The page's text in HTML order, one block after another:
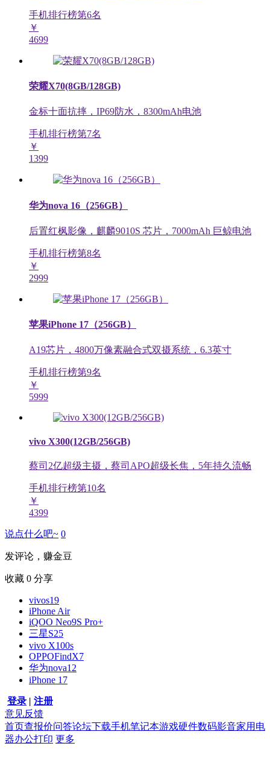
手机排行榜第6名
￥
4699
荣耀X70(8GB/128GB)
金标十面抗摔，IP69防水，8300mAh电池
手机排行榜第7名
￥
1399
华为nova 16（256GB）
后置红枫影像，麒麟9010S 芯片，7000mAh 巨鲸电池
手机排行榜第8名
￥
2999
苹果iPhone 17（256GB）
A19芯片，4800万像素融合式双摄系统，6.3英寸
手机排行榜第9名
￥
5999
vivo X300(12GB/256GB)
蔡司2亿超级主摄，蔡司APO超级长焦，5年持久流畅
手机排行榜第10名
￥
4399
说点什么吧~ 0
发评论，赚金豆
收藏 0 分享
vivos19
iPhone Air
iQOO Neo9S Pro+
三星S25
vivo X100s
OPPOFindX7
华为nova12
iPhone 17
登录 | 注册
意见反馈
首页查报价问答论坛下载手机笔记本游戏硬件数码影音家用电
器办公打印 更多